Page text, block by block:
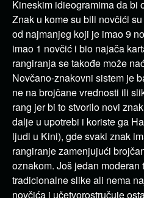
Kineskim idieogramima da bi
Znak u kome su bili novčići
od najmanjeg koji je imao 9
imao 1 novčić i bio najača
rangiranja se takođe može
Novčano-znakovni sistem je
ne na brojčane vrednosti ili
rang jer bi to stvorilo novi
dalje u upotrebi i koriste ga
ljudi u Kini), gde svaki znak
rangiranje zamenjujući
oznakom. Još jedan
tradicionalne slike ali nema
novčića i učetvorostručuje